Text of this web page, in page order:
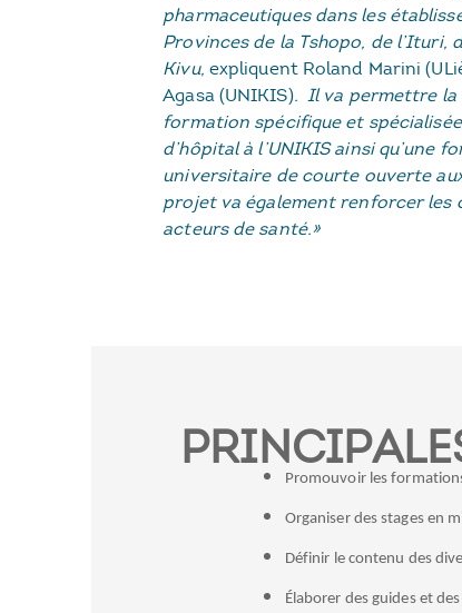
pharmaceutiques dans les
Provinces de la Tshopo, de l’Ituri,
Kivu, expliquent Roland Marini
Agasa (UNIKIS). Il va permettre la
formation spécifique et
d’hôpital à l’UNIKIS ainsi qu’une
universitaire de courte ouverte
projet va également renforcer les
acteurs de santé.»
Promouvoir les
Organiser des stages en
Définir le contenu des
Élaborer des guides et